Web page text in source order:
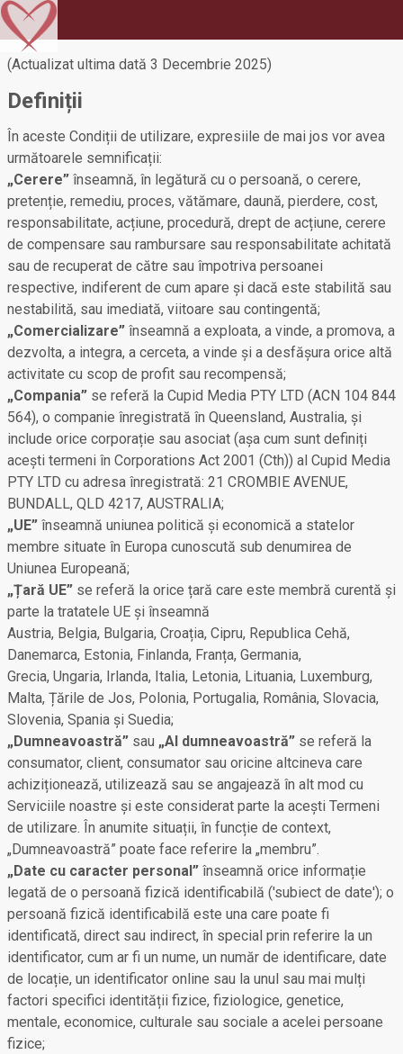
(Actualizat ultima dată 3 Decembrie 2025)
Definiții
În aceste Condiții de utilizare, expresiile de mai jos vor avea
următoarele semnificații:
„Cerere” înseamnă, în legătură cu o persoană, o cerere,
pretenție, remediu, proces, vătămare, daună, pierdere, cost,
responsabilitate, acțiune, procedură, drept de acțiune, cerere
de compensare sau rambursare sau responsabilitate achitată
sau de recuperat de către sau împotriva persoanei
respective, indiferent de cum apare și dacă este stabilită sau
nestabilită, sau imediată, viitoare sau contingentă;
„Comercializare” înseamnă a exploata, a vinde, a promova, a
dezvolta, a integra, a cerceta, a vinde și a desfășura orice altă
activitate cu scop de profit sau recompensă;
„Compania” se referă la Cupid Media PTY LTD (ACN 104 844
564), o companie înregistrată în Queensland, Australia, și
include orice corporație sau asociat (așa cum sunt definiți
acești termeni în Corporations Act 2001 (Cth)) al Cupid Media
PTY LTD cu adresa înregistrată: 21 CROMBIE AVENUE,
BUNDALL, QLD 4217, AUSTRALIA;
„UE” înseamnă uniunea politică și economică a statelor
membre situate în Europa cunoscută sub denumirea de
Uniunea Europeană;
„Țară UE” se referă la orice țară care este membră curentă și
parte la tratatele UE și înseamnă
Austria, Belgia, Bulgaria, Croația, Cipru, Republica Cehă,
Danemarca, Estonia, Finlanda, Franța, Germania,
Grecia, Ungaria, Irlanda, Italia, Letonia, Lituania, Luxemburg,
Malta, Țările de Jos, Polonia, Portugalia, România, Slovacia,
Slovenia, Spania și Suedia;
„Dumneavoastră” sau „Al dumneavoastră” se referă la
consumator, client, consumator sau oricine altcineva care
achiziționează, utilizează sau se angajează în alt mod cu
Serviciile noastre și este considerat parte la acești Termeni
de utilizare. În anumite situații, în funcție de context,
„Dumneavoastră” poate face referire la „membru”.
„Date cu caracter personal” înseamnă orice informație
legată de o persoană fizică identificabilă ('subiect de date'); o
persoană fizică identificabilă este una care poate fi
identificată, direct sau indirect, în special prin referire la un
identificator, cum ar fi un nume, un număr de identificare, date
de locație, un identificator online sau la unul sau mai mulți
factori specifici identității fizice, fiziologice, genetice,
mentale, economice, culturale sau sociale a acelei persoane
fizice;